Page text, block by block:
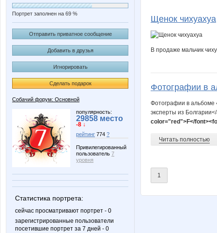
Портрет заполнен на 69 %
Отправить приватное сообщение
Добавить в друзья
Игнорировать
Сделать подарок
Собачий форум: Основной
популярность:
29858 место
-8 ↓
рейтинг 774 ?
Привилегированный
пользователь 7
уровня
Статистика портрета:
сейчас просматривают портрет - 0
зарегистрированные пользователи
посетившие портрет за 7 дней - 0
Щенок чихуахуа
В продаже мальчик
Фотографии в
Фотографии в альбоме
эксперты из
color="red">F</
Читать полностью
1